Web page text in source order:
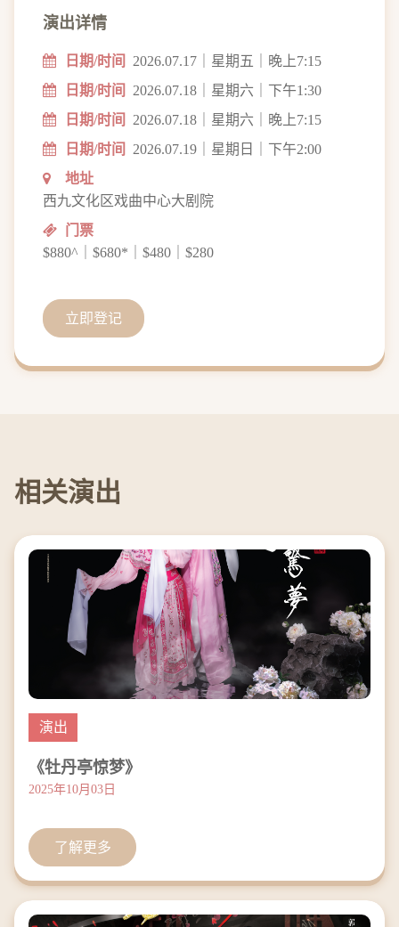
演出详情
日期/时间
2026.07.17｜星期五｜晚上7:15
日期/时间
2026.07.18｜星期六｜下午1:30
日期/时间
2026.07.18｜星期六｜晚上7:15
日期/时间
2026.07.19｜星期日｜下午2:00
地址
西九文化区戏曲中心大剧院
门票
$880^｜$680*｜$480｜$280
立即登记
相关演出
演出
《牡丹亭惊梦》
2025年10月03日
了解更多